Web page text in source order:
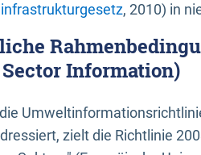
, 2010) in
Information)
zielt die Richtlinie